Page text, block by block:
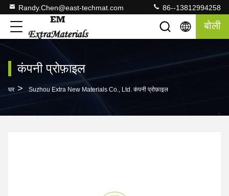
Randy.Chen@east-techmat.com 86--13812994258
बोली
कंपनी प्रोफ़ाइल
घर > Suzhou Extra New Materials Co., Ltd. कंपनी प्रोफ़ाइल